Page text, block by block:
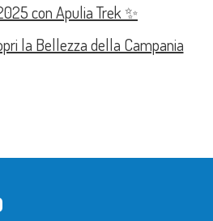
con Apulia Trek ✨
la Bellezza della Campania